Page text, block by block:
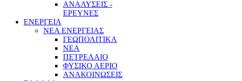
ΑΝΑΛΥΣΕΙΣ -
ΕΡΕΥΝΕΣ
ΕΝΕΡΓΕΙΑ
ΝΕΑ ΕΝΕΡΓΕΙΑΣ
ΓΕΩΠΟΛΙΤΙΚΑ
ΝΕΑ
ΠΕΤΡΕΛΑΙΟ
ΦΥΣΙΚΟ ΑΕΡΙΟ
ΑΝΑΚΟΙΝΩΣΕΙΣ